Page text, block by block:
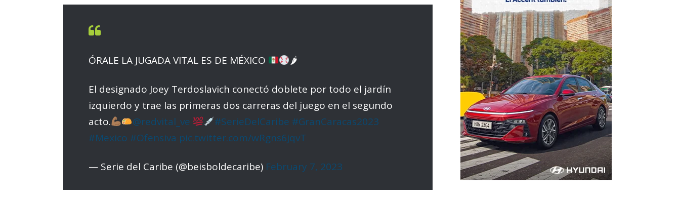
ÓRALE LA JUGADA VITAL ES DE MÉXICO 🌶
El designado Joey Terdoslavich conectó doblete por todo el jardín
izquierdo y trae las primeras dos carreras del juego en el segundo
acto.
@redvital_ve #SerieDelCaribe #GranCaracas2023
#Mexico #Ofensiva pic.twitter.com/wRgns6jqvT
— Serie del Caribe (@beisboldecaribe) February 7, 2023